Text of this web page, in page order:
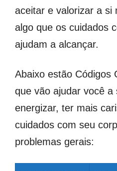
aceitar e valorizar a si
algo que os cuidados
ajudam a alcançar.
Abaixo estão Códigos
que vão ajudar você a
energizar, ter mais
cuidados com seu
problemas gerais: